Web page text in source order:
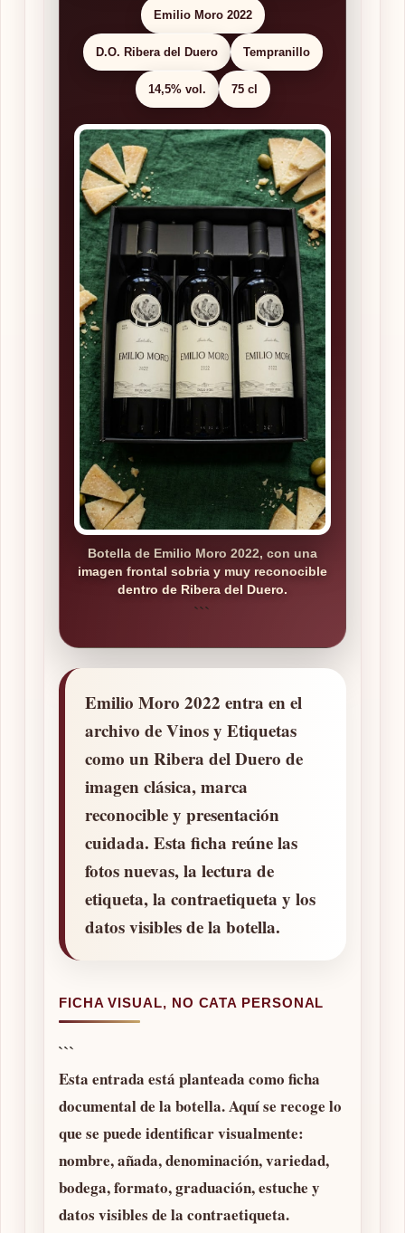
Emilio Moro 2022
D.O. Ribera del Duero Tempranillo
14,5% vol. 75 cl
Botella de Emilio Moro 2022, con una
imagen frontal sobria y muy reconocible
dentro de Ribera del Duero.
```
Emilio Moro 2022 entra en el
archivo de Vinos y Etiquetas
como un Ribera del Duero de
imagen clásica, marca
reconocible y presentación
cuidada. Esta ficha reúne las
fotos nuevas, la lectura de
etiqueta, la contraetiqueta y los
datos visibles de la botella.
FICHA VISUAL, NO CATA PERSONAL
```
Esta entrada está planteada como ficha
documental de la botella. Aquí se recoge lo
que se puede identificar visualmente:
nombre, añada, denominación, variedad,
bodega, formato, graduación, estuche y
datos visibles de la contraetiqueta.